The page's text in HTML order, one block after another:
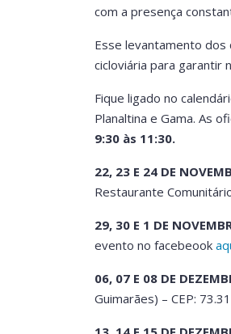
com a presença
Esse levantamento dos
cicloviária para garantir
Fique ligado no
Planaltina e Gama. As
9:30 às 11:30.
22, 23 E 24 DE
Restaurante
29, 30 E 1 DE
evento no facebeook
06, 07 E 08 DE
Guimarães) – CEP: